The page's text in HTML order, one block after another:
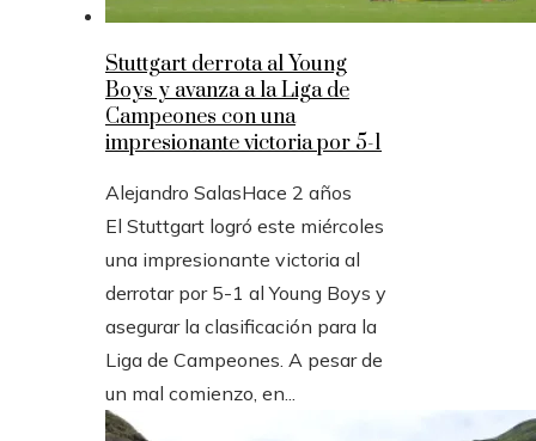
Stuttgart derrota al Young
Boys y avanza a la Liga de
Campeones con una
impresionante victoria por 5-1
Alejandro SalasHace 2 años
El Stuttgart logró este miércoles
una impresionante victoria al
derrotar por 5-1 al Young Boys y
asegurar la clasificación para la
Liga de Campeones. A pesar de
un mal comienzo, en...